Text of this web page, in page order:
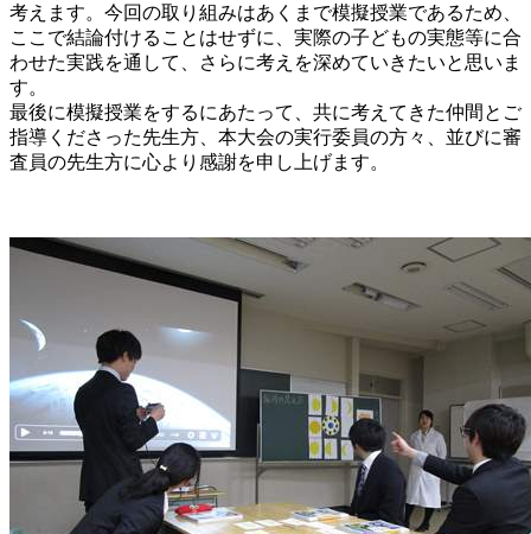
考えます。今回の取り組みはあくまで模擬授業であるため、
ここで結論付けることはせずに、実際の子どもの実態等に合
わせた実践を通して、さらに考えを深めていきたいと思いま
す。
最後に模擬授業をするにあたって、共に考えてきた仲間とご
指導くださった先生方、本大会の実行委員の方々、並びに審
査員の先生方に心より感謝を申し上げます。